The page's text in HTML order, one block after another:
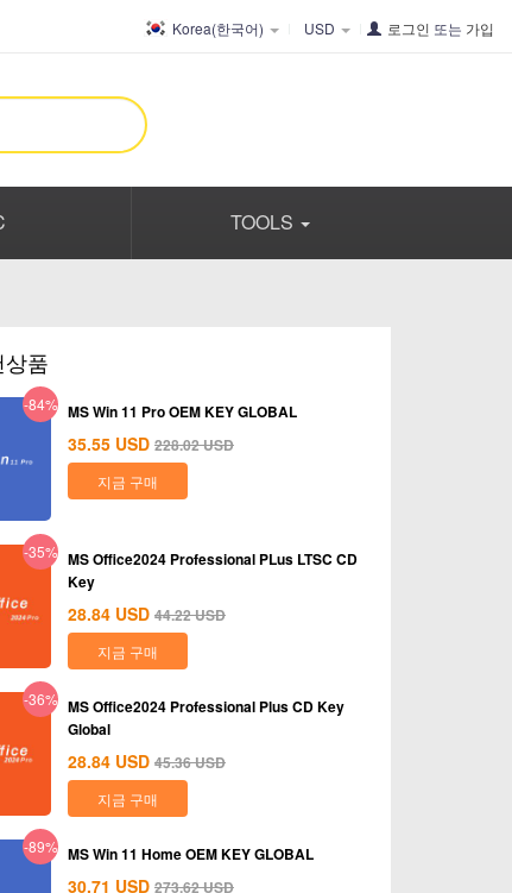
Korea(한국어) USD 로그인 또는 가입
TOOLS
품
-84% MS Win 11 Pro OEM KEY GLOBAL
35.55 USD 228.02USD
지금 구매
-35% MS Office2024 Professional PLus LTSC CD
Key
28.84 USD 44.22USD
지금 구매
-36% MS Office2024 Professional Plus CD Key
Global
28.84 USD 45.36USD
지금 구매
-89% MS Win 11 Home OEM KEY GLOBAL
30.71 USD 273.62USD